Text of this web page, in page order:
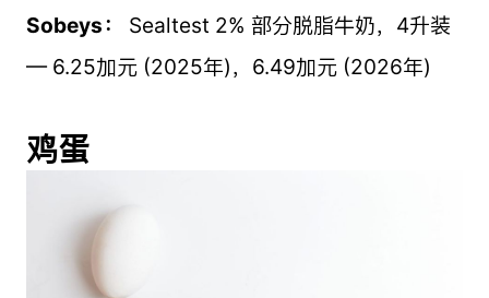
Sobeys：
Sealtest 2% 部分脱脂牛奶，4升装
— 6.25加元 (2025年)，6.49加元 (2026年)
鸡蛋